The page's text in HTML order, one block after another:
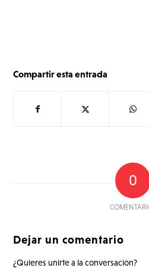
Compartir esta entrada
0
Dejar un comentario
¿Quieres unirte a la conversación?